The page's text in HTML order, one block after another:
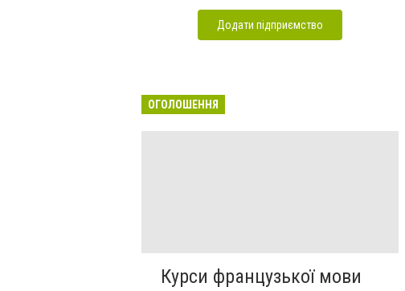
Додати підприємство
ОГОЛОШЕННЯ
Курси французької мови